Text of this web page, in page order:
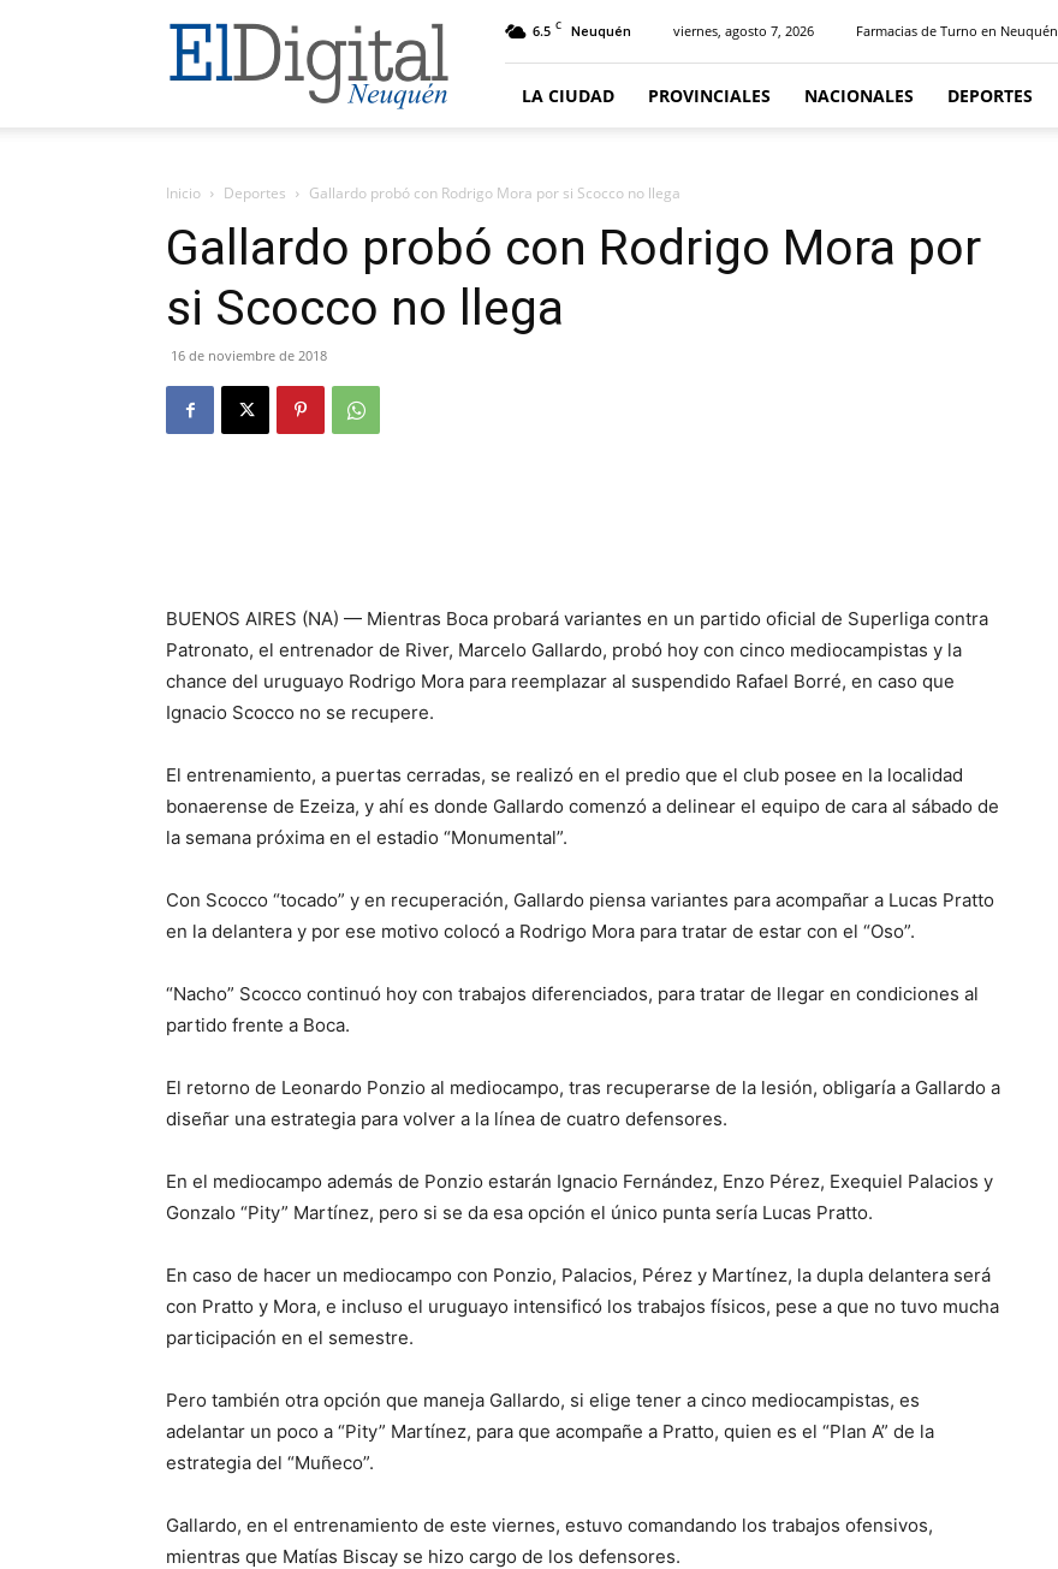
El
Digital
Neuquen
6.5 C Neuquén viernes, agosto 7, 2026 Farmacias de Turno en Neuquén
LA CIUDAD PROVINCIALES NACIONALES DEPORTES
Inicio Deportes Gallardo probó con Rodrigo Mora por si Scocco no llega
Gallardo probó con Rodrigo Mora por
si Scocco no llega
16 de noviembre de 2018
BUENOS AIRES (NA) — Mientras Boca probará variantes en un partido oficial de Superliga contra
Patronato, el entrenador de River, Marcelo Gallardo, probó hoy con cinco mediocampistas y la
chance del uruguayo Rodrigo Mora para reemplazar al suspendido Rafael Borré, en caso que
Ignacio Scocco no se recupere.
El entrenamiento, a puertas cerradas, se realizó en el predio que el club posee en la localidad
bonaerense de Ezeiza, y ahí es donde Gallardo comenzó a delinear el equipo de cara al sábado de
la semana próxima en el estadio “Monumental”.
Con Scocco “tocado” y en recuperación, Gallardo piensa variantes para acompañar a Lucas Pratto
en la delantera y por ese motivo colocó a Rodrigo Mora para tratar de estar con el “Oso”.
“Nacho” Scocco continuó hoy con trabajos diferenciados, para tratar de llegar en condiciones al
partido frente a Boca.
El retorno de Leonardo Ponzio al mediocampo, tras recuperarse de la lesión, obligaría a Gallardo a
diseñar una estrategia para volver a la línea de cuatro defensores.
En el mediocampo además de Ponzio estarán Ignacio Fernández, Enzo Pérez, Exequiel Palacios y
Gonzalo “Pity” Martínez, pero si se da esa opción el único punta sería Lucas Pratto.
En caso de hacer un mediocampo con Ponzio, Palacios, Pérez y Martínez, la dupla delantera será
con Pratto y Mora, e incluso el uruguayo intensificó los trabajos físicos, pese a que no tuvo mucha
participación en el semestre.
Pero también otra opción que maneja Gallardo, si elige tener a cinco mediocampistas, es
adelantar un poco a “Pity” Martínez, para que acompañe a Pratto, quien es el “Plan A” de la
estrategia del “Muñeco”.
Gallardo, en el entrenamiento de este viernes, estuvo comandando los trabajos ofensivos,
mientras que Matías Biscay se hizo cargo de los defensores.